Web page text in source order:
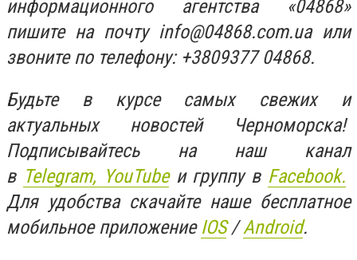
информационного агентства «04868»
пишите на почту info@04868.com.uaили
звоните по телефону: +3809377 04868.
Будьте в курсе самых свежих и
актуальных новостей Черноморска!
Подписывайтесь на наш канал
в Telegram, YouTubeи группу в Facebook.
Для удобства скачайте наше бесплатное
мобильное приложение IOS/Android.